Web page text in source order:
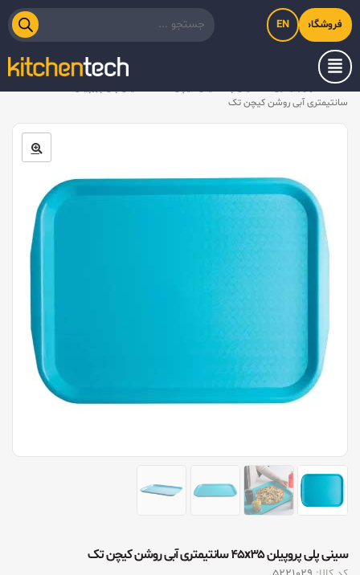
فروشگاه اینترنتی کیت‌لاین
EN
خانه
سانتیمتری آبی روشن کیچن تک
سینی پلی پروپیلن ۴۵x۳۵ سانتیمتری آبی روشن کیچن تک